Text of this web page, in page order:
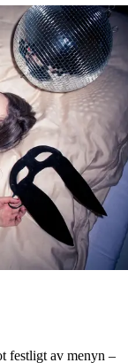
festligt av menyn –